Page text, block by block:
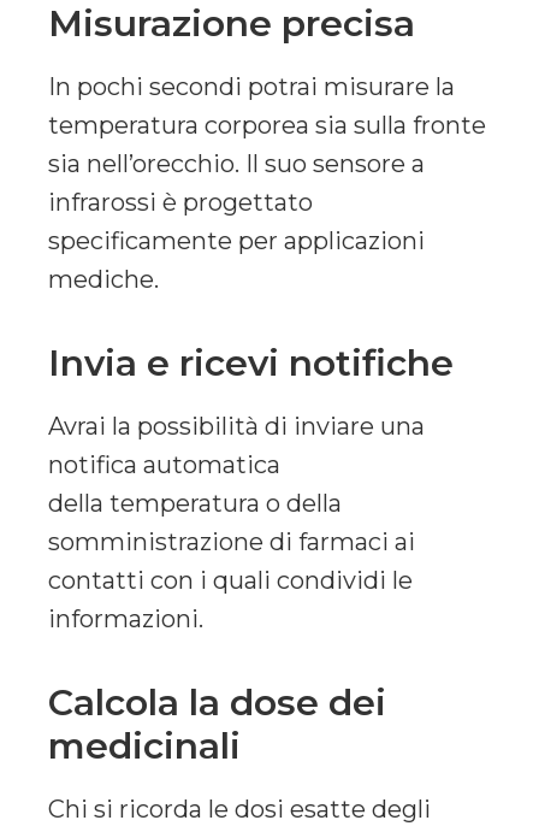
Misurazione precisa
In pochi secondi potrai misurare la
temperatura corporea sia sulla fronte
sia nell’orecchio. Il suo sensore a
infrarossi è progettato
specificamente per applicazioni
mediche.
Invia e ricevi notifiche
Avrai la possibilità di inviare una
notifica automatica
della temperatura o della
somministrazione di farmaci ai
contatti con i quali condividi le
informazioni.
Calcola la dose dei
medicinali
Chi si ricorda le dosi esatte degli